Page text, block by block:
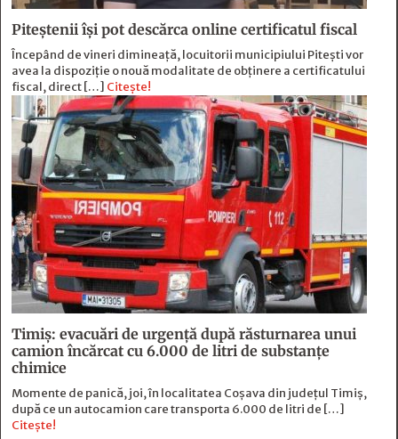
Piteștenii își pot descărca online certificatul fiscal
Începând de vineri dimineață, locuitorii municipiului Pitești vor
avea la dispoziție o nouă modalitate de obținere a certificatului
fiscal, direct […] Citește!
Timiș: evacuări de urgență după răsturnarea unui
camion încărcat cu 6.000 de litri de substanțe
chimice
Momente de panică, joi, în localitatea Coșava din județul Timiș,
după ce un autocamion care transporta 6.000 de litri de […]
Citește!